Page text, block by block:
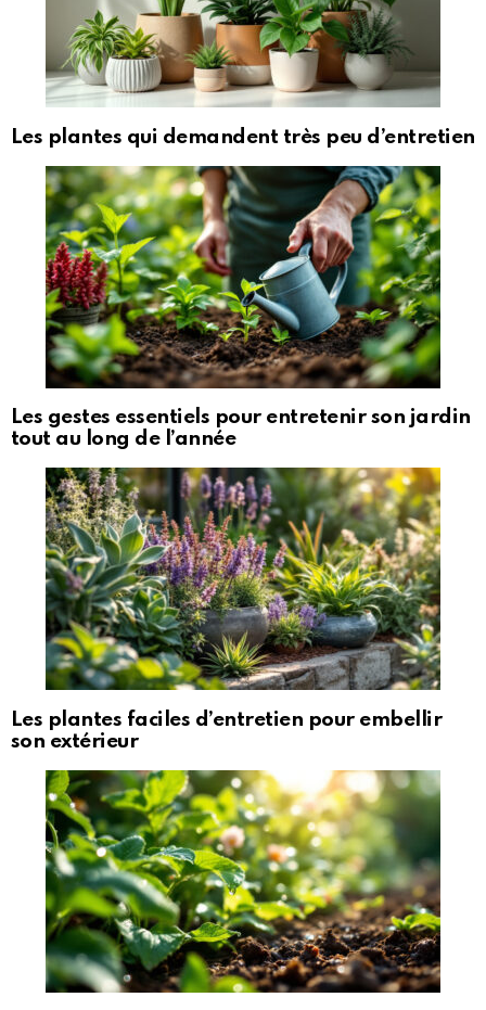
Les plantes qui demandent très peu d’entretien
Les gestes essentiels pour entretenir son jardin
tout au long de l’année
Les plantes faciles d’entretien pour embellir
son extérieur